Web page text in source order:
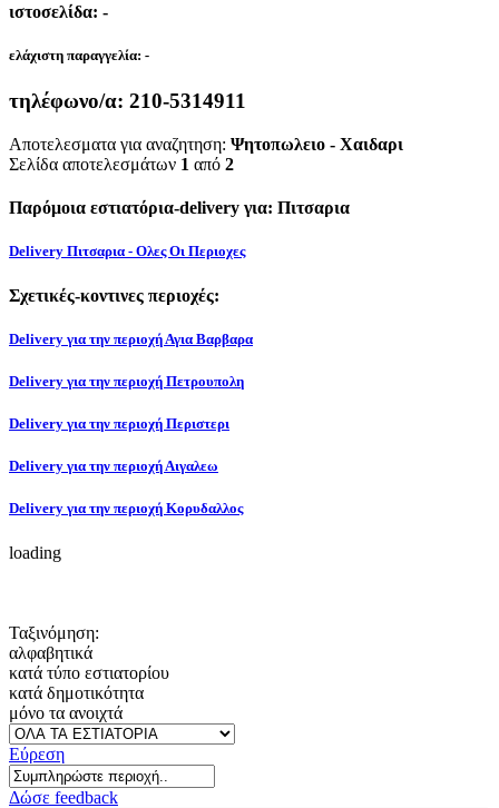
ιστοσελίδα: -
ελάχιστη παραγγελία: -
τηλέφωνο/α: 210-5314911
Αποτελεσματα για αναζητηση: Ψητοπωλειο - Χαιδαρι
Σελίδα αποτελεσμάτων 1 από 2
Παρόμοια εστιατόρια-delivery για: Πιτσαρια
Delivery Πιτσαρια - Ολες Οι Περιοχες
Σχετικές-κοντινες περιοχές:
Delivery για την περιοχή Αγια Βαρβαρα
Delivery για την περιοχή Πετρουπολη
Delivery για την περιοχή Περιστερι
Delivery για την περιοχή Αιγαλεω
Delivery για την περιοχή Κορυδαλλος
loading
Ταξινόμηση:
αλφαβητικά
κατά τύπο εστιατορίου
κατά δημοτικότητα
μόνο τα ανοιχτά
Εύρεση
Δώσε feedback